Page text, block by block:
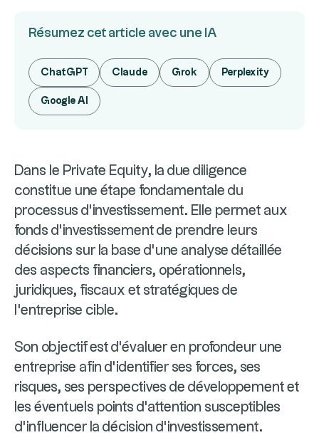
Résumez cet article avec une IA
ChatGPT Claude Grok Perplexity
Google AI
Dans le Private Equity, la due diligence
constitue une étape fondamentale du
processus d'investissement. Elle permet aux
fonds d'investissement de prendre leurs
décisions sur la base d'une analyse détaillée
des aspects financiers, opérationnels,
juridiques, fiscaux et stratégiques de
l'entreprise cible.
Son objectif est d'évaluer en profondeur une
entreprise afin d'identifier ses forces, ses
risques, ses perspectives de développement et
les éventuels points d'attention susceptibles
d'influencer la décision d'investissement.